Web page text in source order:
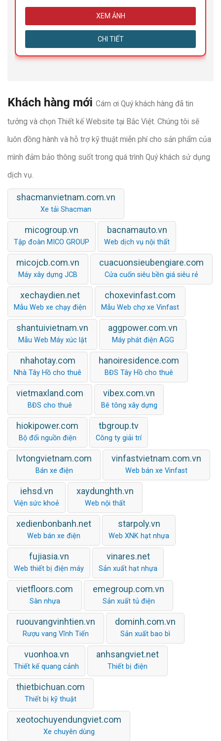
XEM ẢNH
CHI TIẾT
Khách hàng mới Cám ơi Quý khách hàng đã tin
tưởng và chọn Thiết kế Website tại Bắc Việt. Chúng tôi sẽ
luôn đồng hành và hỗ trợ kỹ thuật miễn phí cho sản phẩm của
mình đảm bảo thông suốt trong quá trình Quý khách sử dụng
dịch vụ.
shacmanvietnam.com.vn
Xe tải Shacman
micogroup.vn
Tập đoàn MICO GROUP
bacnamauto.vn
Web dịch vụ nội thất
micojcb.com.vn
Máy xây dựng JCB
cuacuonsieubengiare.com
Cửa cuốn siêu bền giá siêu rẻ
xechaydien.net
Mẫu Web xe chạy điện
choxevinfast.com
Mẫu Web chợ xe Vinfast
shantuivietnam.vn
Mẫu Web Máy xúc lật
aggpower.com.vn
Máy phát điện AGG
nhahotay.com
Nhà Tây Hồ cho thuê
hanoiresidence.com
BĐS Tây Hồ cho thuê
vietmaxland.com
BĐS cho thuê
vibex.com.vn
Bê tông xây dựng
hiokipower.com
Bộ đổi nguồn điện
tbgroup.tv
Công ty giải trí
lvtongvietnam.com
Bán xe điện
vinfastvietnam.com.vn
Web bán xe Vinfast
iehsd.vn
Viện sức khoẻ
xaydunghth.vn
Web nội thất
xedienbonbanh.net
Web bán xe điện
starpoly.vn
Web XNK hạt nhựa
fujiasia.vn
Web thiết bị điện máy
vinares.net
Sản xuất hạt nhựa
vietfloors.com
Sàn nhựa
emegroup.com.vn
Sản xuất tủ điện
ruouvangvinhtien.vn
Rượu vang Vĩnh Tiến
dominh.com.vn
Sản xuất bao bì
vuonhoa.vn
Thiết kế quang cảnh
anhsangviet.net
Thiết bị điện
thietbichuan.com
Thiết bị kỹ thuật
xeotochuyendungviet.com
Xe chuyên dùng